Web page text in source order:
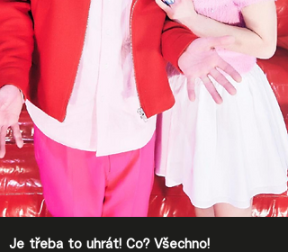
Je třeba to uhrát! Co? Všechno!